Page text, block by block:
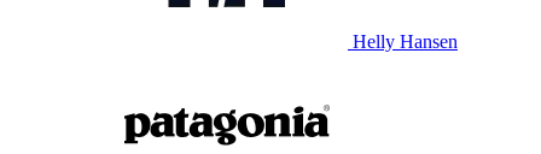
Helly Hansen